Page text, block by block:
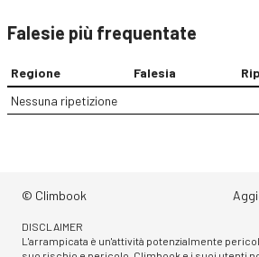
Falesie più frequentate
Regione Falesia
Nessuna ripetizione
© Climbook
DISCLAIMER
L'arrampicata è un'attività potenzialmente